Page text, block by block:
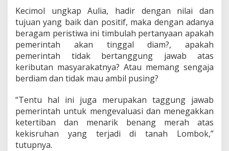
Kecimol ungkap Aulia, hadir dengan nilai dan
tujuan yang baik dan positif, maka dengan adanya
beragam peristiwa ini timbulah pertanyaan apakah
pemerintah akan tinggal diam?, apakah
pemerintah tidak bertanggung jawab atas
keributan masyarakatnya? Atau memang sengaja
berdiam dan tidak mau ambil pusing?
“Tentu hal ini juga merupakan taggung jawab
pemerintah untuk mengevaluasi dan menegakkan
ketertiban dan menarik benang merah atas
kekisruhan yang terjadi di tanah Lombok,”
tutupnya.